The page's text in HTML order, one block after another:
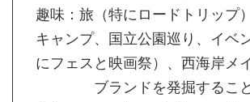
趣味：旅（特にロードトリップ
キャンプ、国立公園巡り、イベ
にフェスと映画祭）、西海岸メ
ブランドを発掘すること